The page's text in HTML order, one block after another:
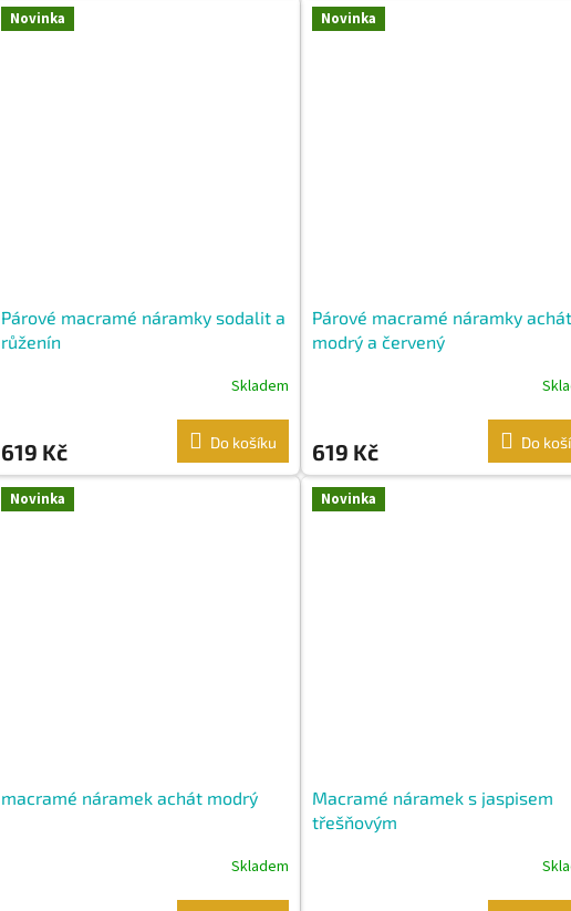
Novinka
Párové macramé náramky sodalit a
růženín
Skladem
619 Kč Do košíku
Novinka
Párové macramé náramky achát
modrý a červený
619 Kč Do
Novinka
macramé náramek achát modrý
Skladem
Novinka
Macramé náramek s jaspisem
třešňovým